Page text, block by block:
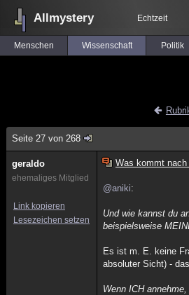
Allmystery Echtzeit
Menschen Wissenschaft Politik
Seite 27 von 268
geraldo
ehemaliges Mitglied
Link kopieren
Lesezeichen setzen
Was kommt nach
@aniki:
Und wie kannst du
beispielsweise
Es ist m. E. keine
absoluter Sicht) -
Wenn ICH